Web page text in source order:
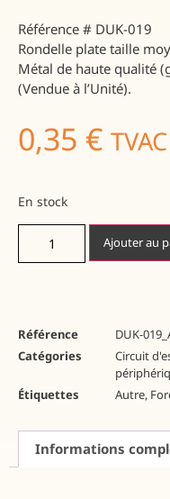
Référence # DUK-019
Rondelle plate taille
Métal de haute qualité
(Vendue à l’Unité).
0,35 € TVAC
En stock
Ajouter au
Référence
DUK-
Catégories
Circuit
Étiquettes
Autre,
Informations